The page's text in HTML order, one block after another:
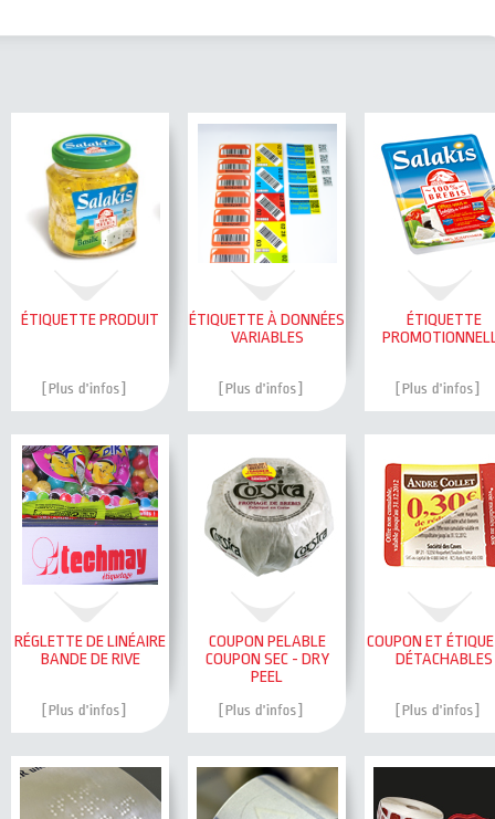
ÉTIQUETTE PRODUIT
ÉTIQUETTE À DONNÉES
VARIABLES
ÉTIQUETTE
RÉGLETTE DE LINÉAIRE
BANDE DE RIVE
COUPON PELABLE
COUPON SEC - DRY
PEEL
COUPON ET
DÉTACHABLES